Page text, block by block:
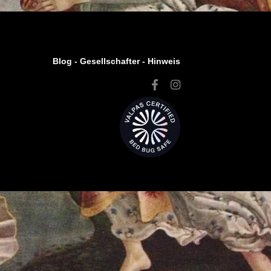
Blog -Gesellschafter- Hinweis